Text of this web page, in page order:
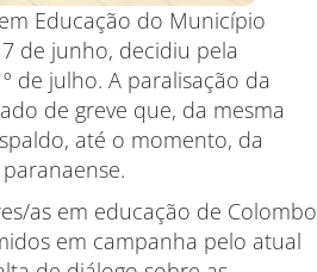
Educação do Município
de junho, decidiu pela
de julho. A paralisação da
de greve que, da mesma
até o momento, da
as em educação de Colombo
em campanha pelo atual